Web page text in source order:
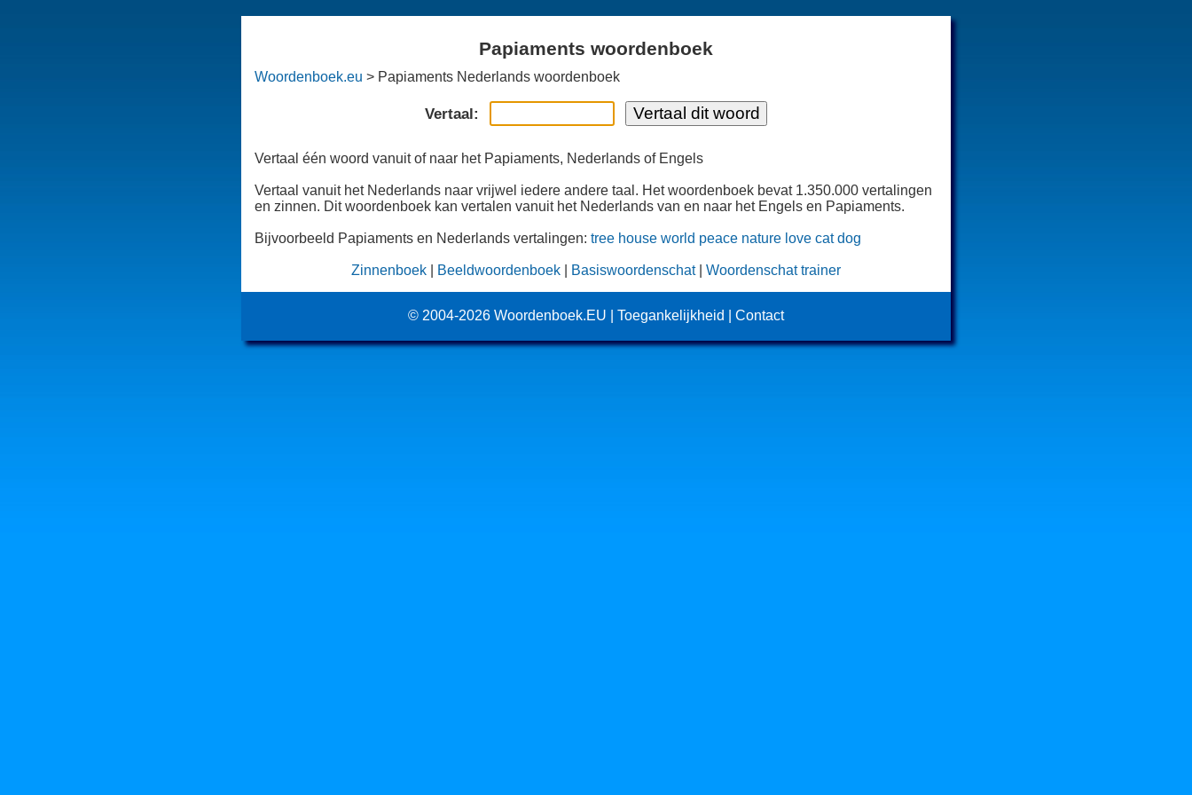
Papiaments woordenboek
Woordenboek.eu > Papiaments Nederlands woordenboek
Vertaal:
Vertaal één woord vanuit of naar het Papiaments, Nederlands of Engels
Vertaal vanuit het Nederlands naar vrijwel iedere andere taal. Het woordenboek bevat 1.350.000 vertalingen
en zinnen. Dit woordenboek kan vertalen vanuit het Nederlands van en naar het Engels en Papiaments.
Bijvoorbeeld Papiaments en Nederlands vertalingen: tree house world peace nature love cat dog
Zinnenboek Beeldwoordenboek Basiswoordenschat| Woordenschat trainer
© 2004-2026 Woordenboek.EU Toegankelijkheid Contact